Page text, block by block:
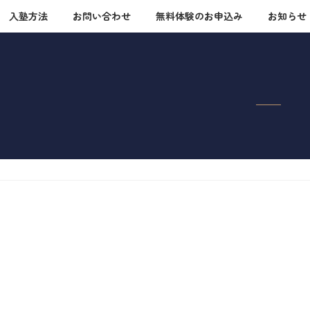
入塾方法 お問い合わせ 無料体験のお申込み お知らせ